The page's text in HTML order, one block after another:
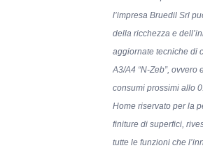
l’impresa Bruedil Srl
della ricchezza e
aggiornate tecniche di
A3/A4 “N-Zeb”,
consumi prossimi allo
Home riservato per la
finiture di superfici,
tutte le funzioni che